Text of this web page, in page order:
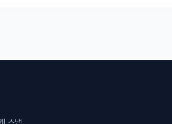
스냅.